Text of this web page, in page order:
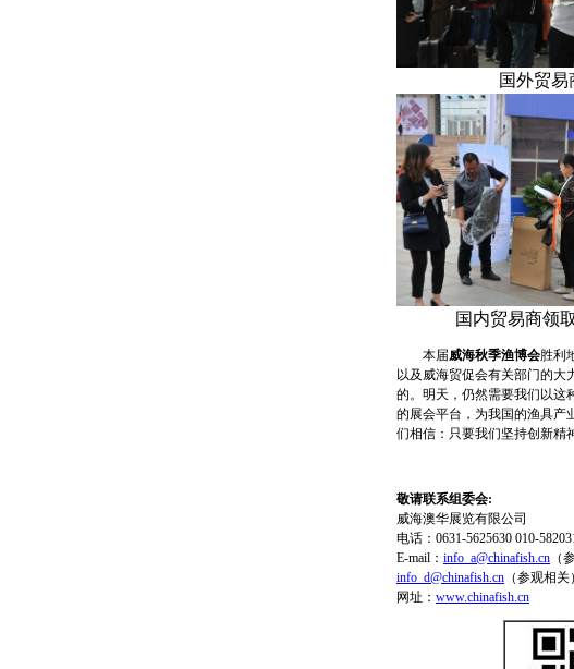
国外贸易
国内贸易商领
本届威海秋季渔博会胜利
以及威海贸促会有关部门的
的。明天，仍然需要我们以这
的展会平台，为我国的渔具产
们相信：只要我们坚持创新精
敬请联系组委会:
威海澳华展览有限公司
电话：0631-5625630 010-
E-mail： info_a@chinafish.cn （
info_d@chinafish.cn （参观相关）
网址： www.chinafish.cn